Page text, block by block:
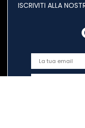
ISCRIVITI ALLA